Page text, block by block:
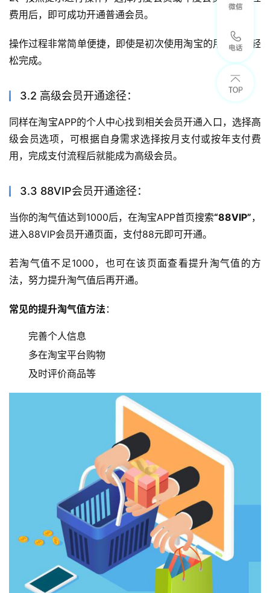
费用后，即可成功开通普通会员。
操作过程非常简单便捷，即使是初次使用淘宝的用户也能轻
松完成。
3.2 高级会员开通途径：
同样在淘宝APP的个人中心找到相关会员开通入口，选择高
级会员选项，可根据自身需求选择按月支付或按年支付费
用，完成支付流程后就能成为高级会员。
3.3 88VIP会员开通途径：
当你的淘气值达到1000后，在淘宝APP首页搜索“88VIP”，
进入88VIP会员开通页面，支付88元即可开通。
若淘气值不足1000，也可在该页面查看提升淘气值的方
法，努力提升淘气值后再开通。
常见的提升淘气值方法 ：
完善个人信息
多在淘宝平台购物
及时评价商品等